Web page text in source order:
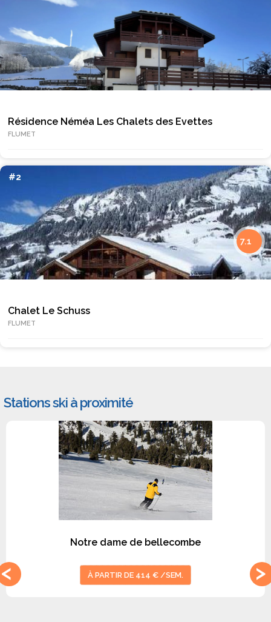
Résidence Néméa Les Chalets des Evettes
FLUMET
#2
Chalet Le Schuss
FLUMET
7.1
Stations ski à proximité
À PARTIR DE 414 € /SEM.
Notre dame de bellecombe